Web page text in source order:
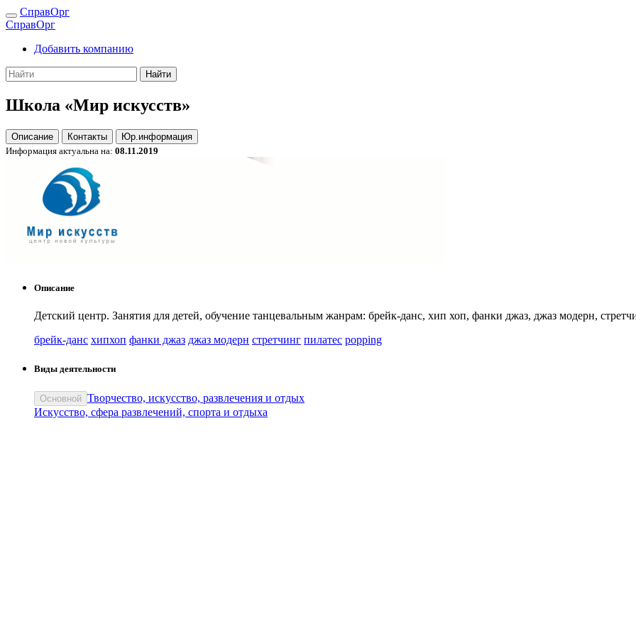
СправОрг
СправОрг
Добавить компанию
Найти
Школа «Мир искусств»
Описание Контакты
Юр.информация
Информация актуальна на: 08.11.2019
Описание
Детский центр. Занятия для детей, обучение танцевальным жанрам: брейк-данс, хип хоп, фанки джаз, джаз модерн,
брейк-данс хипхоп фанки джаз джаз модерн стретчинг пилатес popping
Виды деятельности
Основной Творчество, искусство, развлечения и отдых
Искусство, сфера развлечений, спорта и отдыха